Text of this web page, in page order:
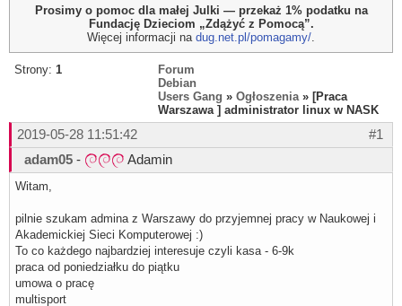
Prosimy o pomoc dla małej Julki — przekaż 1% podatku na
Fundację Dzieciom „Zdążyć z Pomocą”.
Więcej informacji na dug.net.pl/pomagamy/.
Strony: 1
Forum
Debian
Users Gang » Ogłoszenia» [Praca
Warszawa ] administrator linux w NASK
#1
2019-05-28 11:51:42
adam05 - Adamin
Witam,
pilnie szukam admina z Warszawy do przyjemnej pracy w Naukowej i
Akademickiej Sieci Komputerowej :)
To co każdego najbardziej interesuje czyli kasa - 6-9k
praca od poniedziałku do piątku
umowa o pracę
multisport